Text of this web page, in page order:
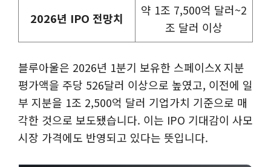
2026년 IPO 전망치
약 1조 7,500억 달러~2
조 달러 이상
블루아울은 2026년 1분기 보유한 스페이스X 지분
평가액을 주당 526달러 이상으로 높였고, 이전에 일
부 지분을 1조 2,500억 달러 기업가치 기준으로 매
각한 것으로 보도됐습니다. 이는 IPO 기대감이 사모
시장 가격에도 반영되고 있다는 뜻입니다.